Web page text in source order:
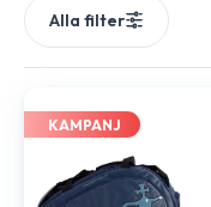
KAMPANJ
Alla filter